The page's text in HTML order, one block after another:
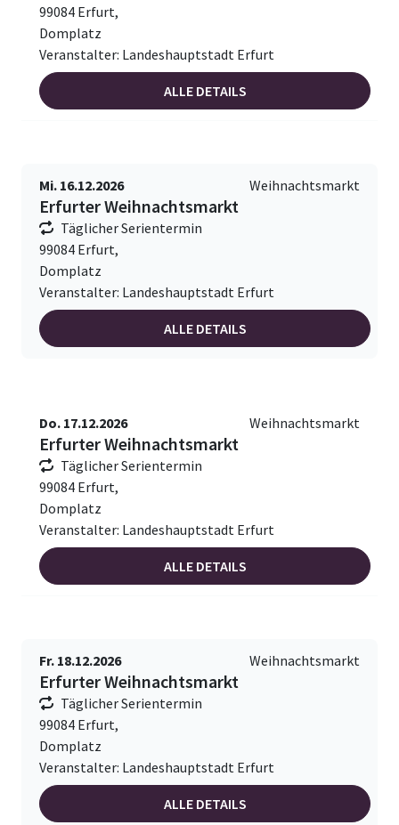
99084 Erfurt,
Domplatz
Veranstalter: Landeshauptstadt Erfurt
ALLE DETAILS
Mi. 16.12.2026 Weihnachtsmarkt
Erfurter Weihnachtsmarkt
Täglicher Serientermin
99084 Erfurt,
Domplatz
Veranstalter: Landeshauptstadt Erfurt
ALLE DETAILS
Do. 17.12.2026 Weihnachtsmarkt
Erfurter Weihnachtsmarkt
Täglicher Serientermin
99084 Erfurt,
Domplatz
Veranstalter: Landeshauptstadt Erfurt
ALLE DETAILS
Fr. 18.12.2026 Weihnachtsmarkt
Erfurter Weihnachtsmarkt
Täglicher Serientermin
99084 Erfurt,
Domplatz
Veranstalter: Landeshauptstadt Erfurt
ALLE DETAILS